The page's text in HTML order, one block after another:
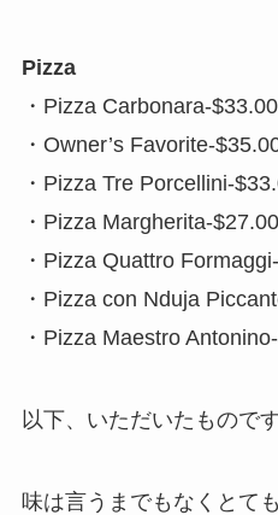
Pizza
・Pizza Carbonara-$33.00
・Owner’s Favorite-
・Pizza Tre Porcellini-
・Pizza Margherita-$27.00
・Pizza Quattro
・Pizza con Nduja
・Pizza Maestro
以下、いただいたものです
味は言うまでもなくとて